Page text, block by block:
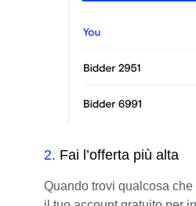
2. Fai l’offerta più alta
Quando trovi qualcosa che